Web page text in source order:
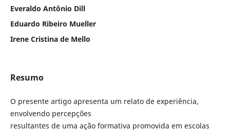
Everaldo Antônio Dill
Eduardo Ribeiro Mueller
Irene Cristina de Mello
Resumo
O presente artigo apresenta um relato de experiência,
envolvendo percepções
resultantes de uma ação formativa promovida em escolas